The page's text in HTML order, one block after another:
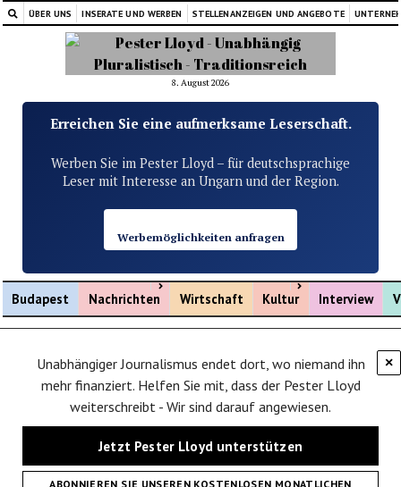
ÜBER UNS INSERATE UND WERBEN STELLENANZEIGEN UND ANGEBOTE
8. August 2026
Erreichen Sie eine aufmerksame Leserschaft.
Werben Sie im Pester Lloyd – für deutschsprachige
Leser mit Interesse an Ungarn und der Region.
Werbemöglichkeiten anfragen
Budapest Nachrichten
Menü öffnen
Wirtschaft Kultur
Menü öffnen
Interview
×
Unabhängiger Journalismus endet dort, wo niemand ihn
mehr finanziert. Helfen Sie mit, dass der Pester Lloyd
weiterschreibt - Wir sind darauf angewiesen.
Jetzt Pester Lloyd unterstützen
ABONNIEREN SIE UNSEREN KOSTENLOSEN MONATLICHEN